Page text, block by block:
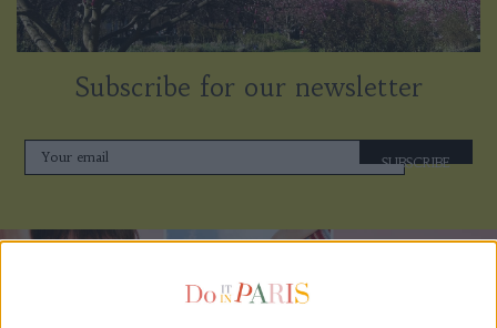
Subscribe for our newsletter
SUBSCRIBE